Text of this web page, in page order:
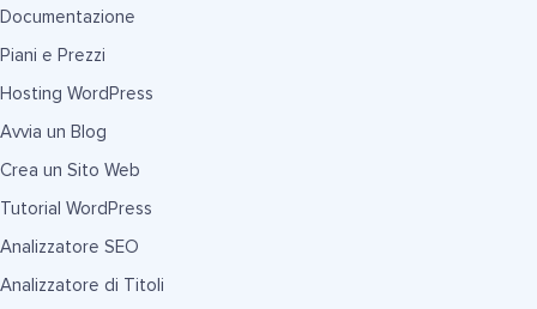
Documentazione
Piani e Prezzi
Hosting WordPress
Avvia un Blog
Crea un Sito Web
Tutorial WordPress
Analizzatore SEO
Analizzatore di Titoli